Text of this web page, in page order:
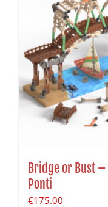
Bridge or Bust
Ponti
€175.00